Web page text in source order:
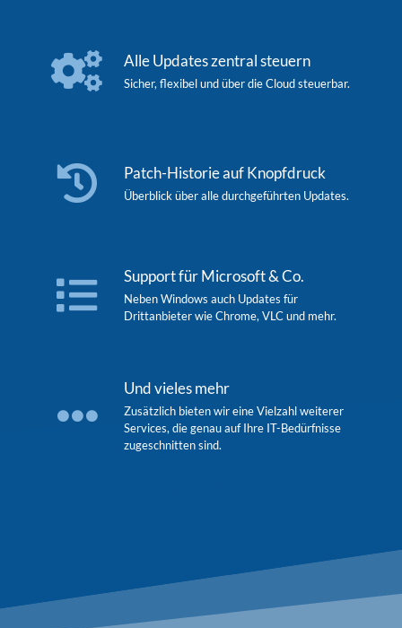
Alle Updates zentral steuern
Sicher, flexibel und über die Cloud steuerbar.
Patch-Historie auf Knopfdruck
Überblick über alle durchgeführten Updates.
Support für Microsoft & Co.
Neben Windows auch Updates für
Drittanbieter wie Chrome, VLC und mehr.
Und vieles mehr
Zusätzlich bieten wir eine Vielzahl weiterer
Services, die genau auf Ihre IT-Bedürfnisse
zugeschnitten sind.